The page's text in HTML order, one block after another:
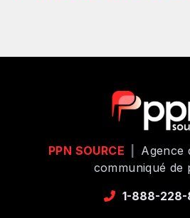
PPN SOURCE
Agence
communiqué de
1-888-